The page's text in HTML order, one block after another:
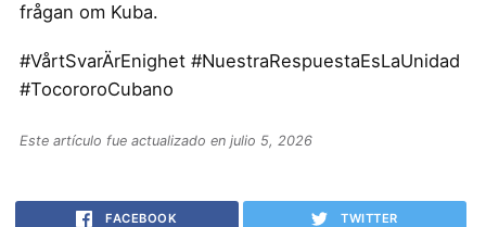
frågan om Kuba.
#VårtSvarÄrEnighet #NuestraRespuestaEsLaUnidad
#TocororoCubano
Este artículo fue actualizado en julio 5, 2026
FACEBOOK TWITTER